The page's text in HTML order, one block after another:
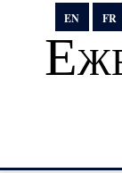
EN FR